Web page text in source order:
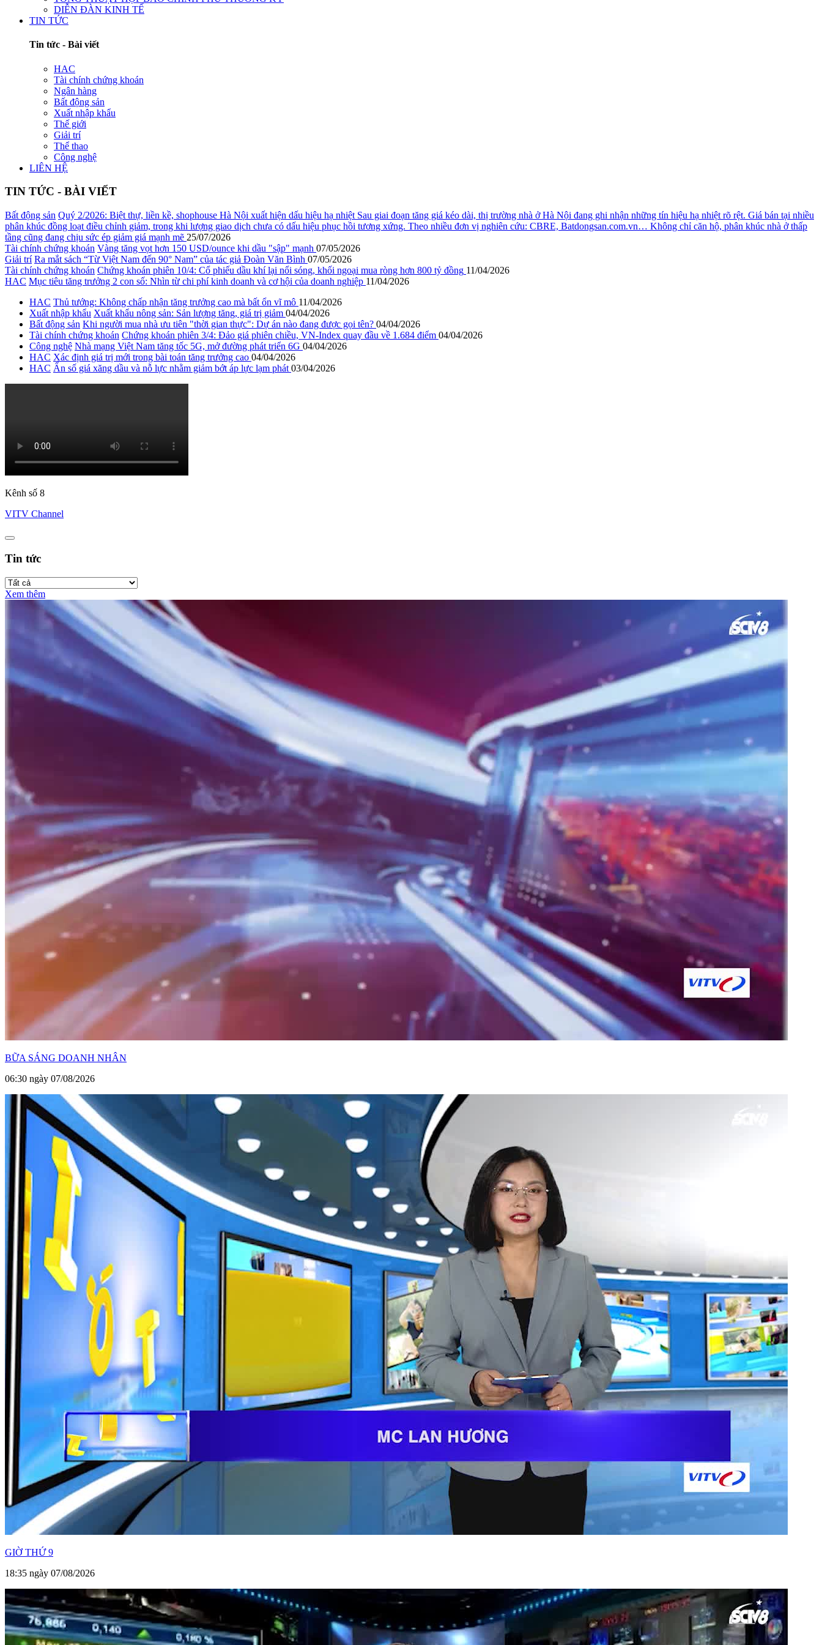
DIỄN ĐÀN KINH TẾ
TIN TỨC
Tin tức - Bài viết
HAC
Tài chính chứng khoán
Ngân hàng
Bất động sản
Xuất nhập khẩu
Thế giới
Giải trí
Thể thao
Công nghệ
LIÊN HỆ
TIN TỨC - BÀI VIẾT
Bất động sản Quý 2/2026: Biệt thự, liền kề, shophouse Hà Nội xuất hiện dấu hiệu hạ nhiệt Sau giai đoạn tăng giá kéo dài, thị trường nhà ở Hà Nội đang ghi nhận những tín hiệu hạ nhiệt rõ rệt. Giá bán tại nhiều
phân khúc đồng loạt điều chỉnh giảm, trong khi lượng giao dịch chưa có dấu hiệu phục hồi tương xứng. Theo nhiều đơn vị nghiên cứu: CBRE, Batdongsan.com.vn… Không chỉ căn hộ, phân khúc nhà ở thấp
tầng cũng đang chịu sức ép giảm giá mạnh mẽ 25/07/2026
Tài chính chứng khoán Vàng tăng vọt hơn 150 USD/ounce khi dầu "sập" mạnh 07/05/2026
Giải trí Ra mắt sách “Từ Việt Nam đến 90° Nam” của tác giả Đoàn Văn Bình 07/05/2026
Tài chính chứng khoán Chứng khoán phiên 10/4: Cổ phiếu dầu khí lại nổi sóng, khối ngoại mua ròng hơn 800 tỷ đồng 11/04/2026
HAC Mục tiêu tăng trưởng 2 con số: Nhìn từ chi phí kinh doanh và cơ hội của doanh nghiệp 11/04/2026
HAC Thủ tướng: Không chấp nhận tăng trưởng cao mà bất ổn vĩ mô 11/04/2026
Xuất nhập khẩu Xuất khẩu nông sản: Sản lượng tăng, giá trị giảm 04/04/2026
Bất động sản Khi người mua nhà ưu tiên "thời gian thực": Dự án nào đang được gọi tên? 04/04/2026
Tài chính chứng khoán Chứng khoán phiên 3/4: Đảo giá phiên chiều, VN-Index quay đầu về 1.684 điểm 04/04/2026
Công nghệ Nhà mạng Việt Nam tăng tốc 5G, mở đường phát triển 6G 04/04/2026
HAC Xác định giá trị mới trong bài toán tăng trưởng cao 04/04/2026
HAC Ẩn số giá xăng dầu và nỗ lực nhằm giảm bớt áp lực lạm phát 03/04/2026
Kênh số 8
VITV Channel
Tin tức
Xem thêm
BỮA SÁNG DOANH NHÂN
06:30 ngày 07/08/2026
GIỜ THỨ 9
18:35 ngày 07/08/2026